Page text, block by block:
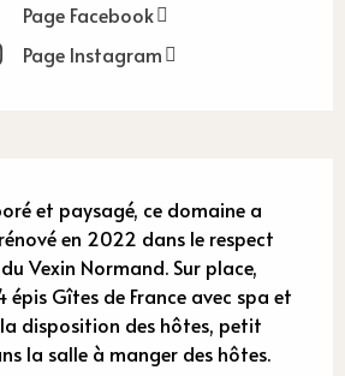
Page Facebook
Page Instagram
et paysagé, ce domaine a
en 2022 dans le respect
Vexin Normand. Sur place,
Gîtes de France avec spa et
disposition des hôtes, petit
la salle à manger des hôtes.